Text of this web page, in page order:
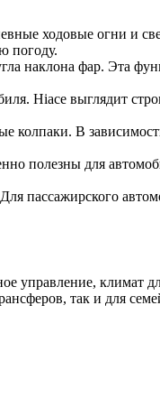
ходовые огни и
погоду.
наклона фар. Эта
Hiace выглядит
колпаки. В
полезны для
пассажирского
управление, климат
так и для